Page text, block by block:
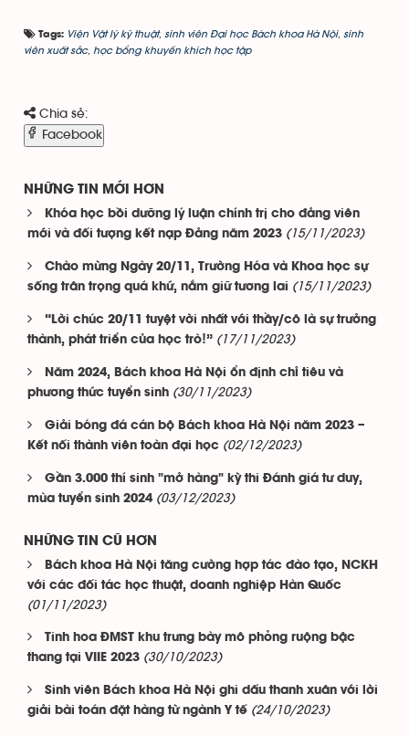
Tags: Viện Vật lý kỹ thuật, sinh viên Đại học Bách khoa Hà Nội, sinh
viên xuất sắc, học bổng khuyến khích học tập
Chia sẻ:
Facebook
NHỮNG TIN MỚI HƠN
Khóa học bồi dưỡng lý luận chính trị cho đảng viên
mới và đối tượng kết nạp Đảng năm 2023 (15/11/2023)
Chào mừng Ngày 20/11, Trường Hóa và Khoa học sự
sống trân trọng quá khứ, nắm giữ tương lai (15/11/2023)
“Lời chúc 20/11 tuyệt vời nhất với thầy/cô là sự trưởng
thành, phát triển của học trò!” (17/11/2023)
Năm 2024, Bách khoa Hà Nội ổn định chỉ tiêu và
phương thức tuyển sinh (30/11/2023)
Giải bóng đá cán bộ Bách khoa Hà Nội năm 2023 –
Kết nối thành viên toàn đại học (02/12/2023)
Gần 3.000 thí sinh "mở hàng" kỳ thi Đánh giá tư duy,
mùa tuyển sinh 2024 (03/12/2023)
NHỮNG TIN CŨ HƠN
Bách khoa Hà Nội tăng cường hợp tác đào tạo, NCKH
với các đối tác học thuật, doanh nghiệp Hàn Quốc
(01/11/2023)
Tinh hoa ĐMST khu trưng bày mô phỏng ruộng bậc
thang tại VIIE 2023 (30/10/2023)
Sinh viên Bách khoa Hà Nội ghi dấu thanh xuân với lời
giải bài toán đặt hàng từ ngành Y tế (24/10/2023)